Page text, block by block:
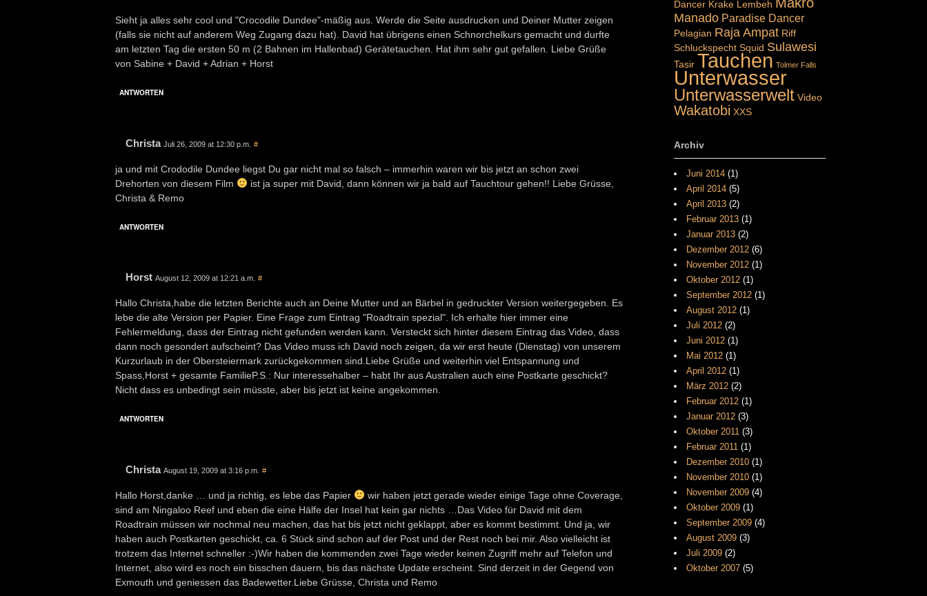
Sieht ja alles sehr cool und "Crocodile Dundee"-mäßig aus. Werde die Seite ausdrucken und Deiner Mutter zeigen
(falls sie nicht auf anderem Weg Zugang dazu hat). David hat übrigens einen Schnorchelkurs gemacht und durfte
am letzten Tag die ersten 50 m (2 Bahnen im Hallenbad) Gerätetauchen. Hat ihm sehr gut gefallen. Liebe Grüße
von Sabine + David + Adrian + Horst
ANTWORTEN
Christa Juli 26, 2009 at 12:30 p.m. #
ja und mit Crododile Dundee liegst Du gar nicht mal so falsch – immerhin waren wir bis jetzt an schon zwei
Drehorten von diesem Film
ist ja super mit David, dann können wir ja bald auf Tauchtour gehen!! Liebe Grüsse,
Christa & Remo
ANTWORTEN
Horst August 12, 2009 at 12:21 a.m. #
Hallo Christa,habe die letzten Berichte auch an Deine Mutter und an Bärbel in gedruckter Version weitergegeben. Es
lebe die alte Version per Papier. Eine Frage zum Eintrag "Roadtrain spezial". Ich erhalte hier immer eine
Fehlermeldung, dass der Eintrag nicht gefunden werden kann. Versteckt sich hinter diesem Eintrag das Video, dass
dann noch gesondert aufscheint? Das Video muss ich David noch zeigen, da wir erst heute (Dienstag) von unserem
Kurzurlaub in der Obersteiermark zurückgekommen sind.Liebe Grüße und weiterhin viel Entspannung und
Spass,Horst + gesamte FamilieP.S.: Nur interessehalber – habt Ihr aus Australien auch eine Postkarte geschickt?
Nicht dass es unbedingt sein müsste, aber bis jetzt ist keine angekommen.
ANTWORTEN
Christa August 19, 2009 at 3:16 p.m. #
Hallo Horst,danke … und ja richtig, es lebe das Papier
wir haben jetzt gerade wieder einige Tage ohne Coverage,
sind am Ningaloo Reef und eben die eine Hälfe der Insel hat kein gar nichts …Das Video für David mit dem
Roadtrain müssen wir nochmal neu machen, das hat bis jetzt nicht geklappt, aber es kommt bestimmt. Und ja, wir
haben auch Postkarten geschickt, ca. 6 Stück sind schon auf der Post und der Rest noch bei mir. Also vielleicht ist
trotzem das Internet schneller :-)Wir haben die kommenden zwei Tage wieder keinen Zugriff mehr auf Telefon und
Internet, also wird es noch ein bisschen dauern, bis das nächste Update erscheint. Sind derzeit in der Gegend von
Exmouth und geniessen das Badewetter.Liebe Grüsse, Christa und Remo
Dancer Krake Lembeh
Manado Paradise Dancer
Pelagian Raja Ampat Riff
Schluckspecht Squid Sulawesi
Tasir Tauchen Tolmer Falls
Unterwasser
Unterwasserwelt Video
Wakatobi XXS
Archiv
Juni 2014(1)
April 2014(5)
April 2013(2)
Februar 2013(1)
Januar 2013(2)
Dezember 2012(6)
November 2012(1)
Oktober 2012(1)
September 2012(1)
August 2012(1)
Juli 2012(2)
Juni 2012(1)
Mai 2012(1)
April 2012(1)
März 2012(2)
Februar 2012(1)
Januar 2012(3)
Oktober 2011(3)
Februar 2011(1)
Dezember 2010(1)
November 2010(1)
November 2009(4)
Oktober 2009(1)
September 2009(4)
August 2009(3)
Juli 2009(2)
Oktober 2007(5)